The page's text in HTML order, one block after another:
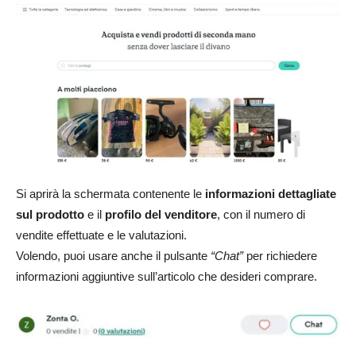
Si aprirà la schermata contenente le informazioni dettagliate
sul prodotto e il profilo del venditore, con il numero di
vendite effettuate e le valutazioni.
Volendo, puoi usare anche il pulsante “Chat”per richiedere
informazioni aggiuntive sull’articolo che desideri comprare.